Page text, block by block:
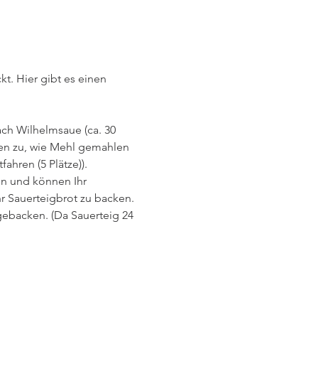
Hier gibt es einen
Wilhelmsaue (ca. 30
zu, wie Mehl gemahlen
(5 Plätze)).
und können Ihr
Sauerteigbrot zu backen.
(Da Sauerteig 24